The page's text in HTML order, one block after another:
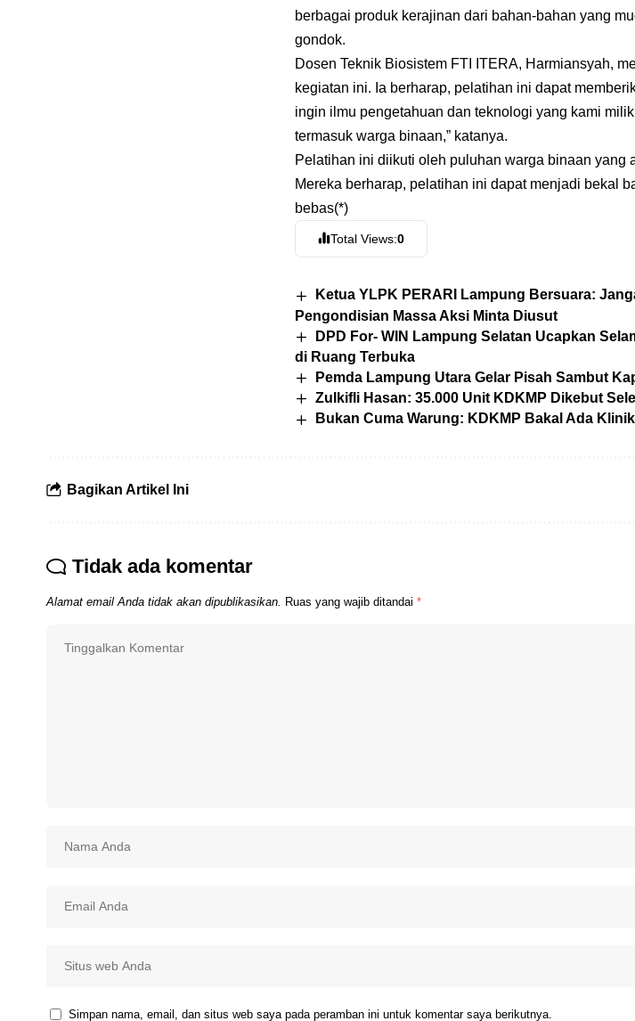
berbagai produk kerajinan dari bahan-bahan yang
gondok.
Dosen Teknik Biosistem FTI ITERA, Harmiansyah,
kegiatan ini. Ia berharap, pelatihan ini dapat
ingin ilmu pengetahuan dan teknologi yang kami
termasuk warga binaan,” katanya.
Pelatihan ini diikuti oleh puluhan warga binaan yang
Mereka berharap, pelatihan ini dapat menjadi bekal
bebas(*)
Total Views:0
Ketua YLPK PERARI Lampung Bersuara:
Pengondisian Massa Aksi Minta Diusut
DPD For- WIN Lampung Selatan Ucapkan
di Ruang Terbuka
Pemda Lampung Utara Gelar Pisah Sambut
Zulkifli Hasan: 35.000 Unit KDKMP Dikebut
Bukan Cuma Warung: KDKMP Bakal Ada
Bagikan Artikel Ini
Tidak ada komentar
Alamat email Anda tidak akan dipublikasikan. Ruas yang wajib ditandai *
Simpan nama, email, dan situs web saya pada peramban ini untuk komentar saya berikutnya.